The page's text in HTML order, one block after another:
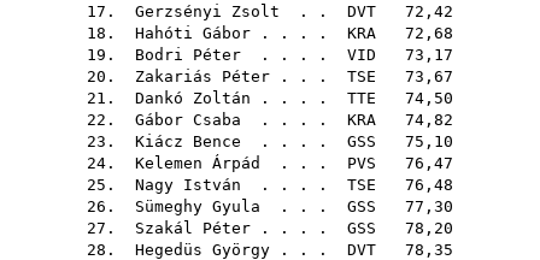
17. Gerzsényi Zsolt . . DVT 72,42
18. Hahóti Gábor . . . . KRA 72,68
19. Bodri Péter . . . . VID 73,17
20. Zakariás Péter . . . TSE 73,67
21. Dankó Zoltán . . . . TTE 74,50
22. Gábor Csaba . . . . KRA 74,82
23. Kiácz Bence . . . . GSS 75,10
24. Kelemen Árpád . . . PVS 76,47
25. Nagy István . . . . TSE 76,48
26. Sümeghy Gyula . . . GSS 77,30
27. Szakál Péter . . . . GSS 78,20
28. Hegedüs György . . . DVT 78,35